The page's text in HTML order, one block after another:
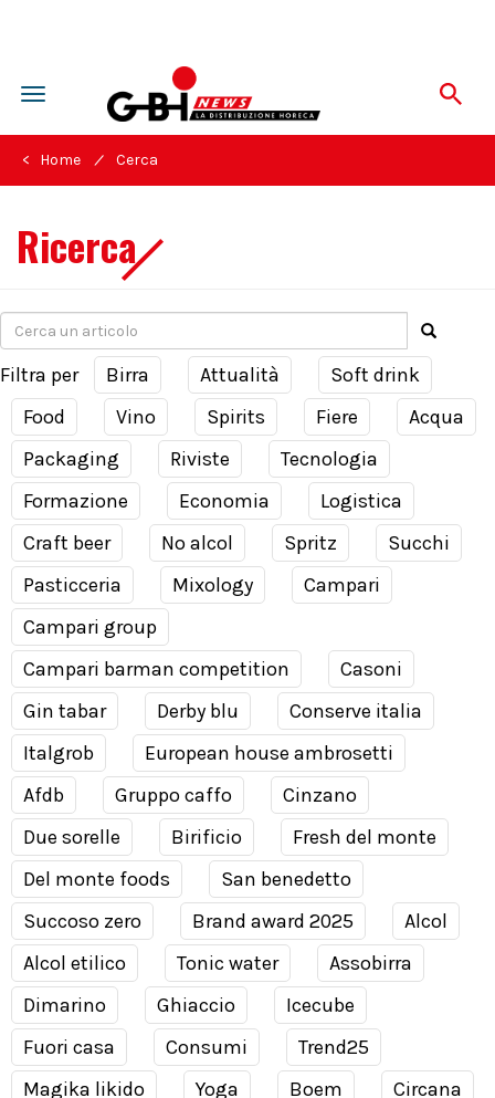
Toggle
navigation
< Home / Cerca
Ricerca
Filtra per Birra Attualità
Soft drink
Food
Vino Spirits Fiere
Acqua
Packaging
Riviste
Tecnologia
Formazione
Economia
Logistica
Craft beer
No alcol Spritz
Succhi
Pasticceria
Mixology
Campari
Campari group
Campari barman competition
Casoni
Gin tabar
Derby blu
Conserve italia
Italgrob
European house ambrosetti
Afdb
Gruppo caffo
Cinzano
Due sorelle
Birificio
Fresh del monte
Del monte foods
San benedetto
Succoso zero
Brand award 2025
Alcol
Alcol etilico
Tonic water
Assobirra
Dimarino
Ghiaccio
Icecube
Fuori casa
Consumi
Trend25
Magika likido
Yoga Boem
Circana